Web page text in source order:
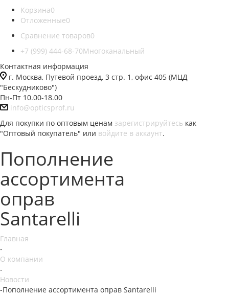
Корзина0
Отложенные0
Сравнение товаров0
+7 (999) 444-68-70Многоканальный
Контактная информация
г. Москва, Путевой проезд, 3 стр. 1, офис 405 (МЦД
"Бескудниково")
Пн-Пт 10.00-18.00
info@opticsprof.ru
Для покупки по оптовым ценам зарегистрируйтесь как
"Оптовый покупатель" или войдите в аккаунт.
Пополнение
ассортимента
оправ
Santarelli
Главная
-
О компании
-
Новости
-Пополнение ассортимента оправ Santarelli